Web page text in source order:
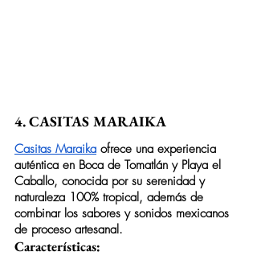
4. CASITAS MARAIKA
Casitas Maraika ofrece una experiencia
auténtica en Boca de Tomatlán y Playa el
Caballo, conocida por su serenidad y
naturaleza 100% tropical, además de
combinar los sabores y sonidos mexicanos
de proceso artesanal.
Características: